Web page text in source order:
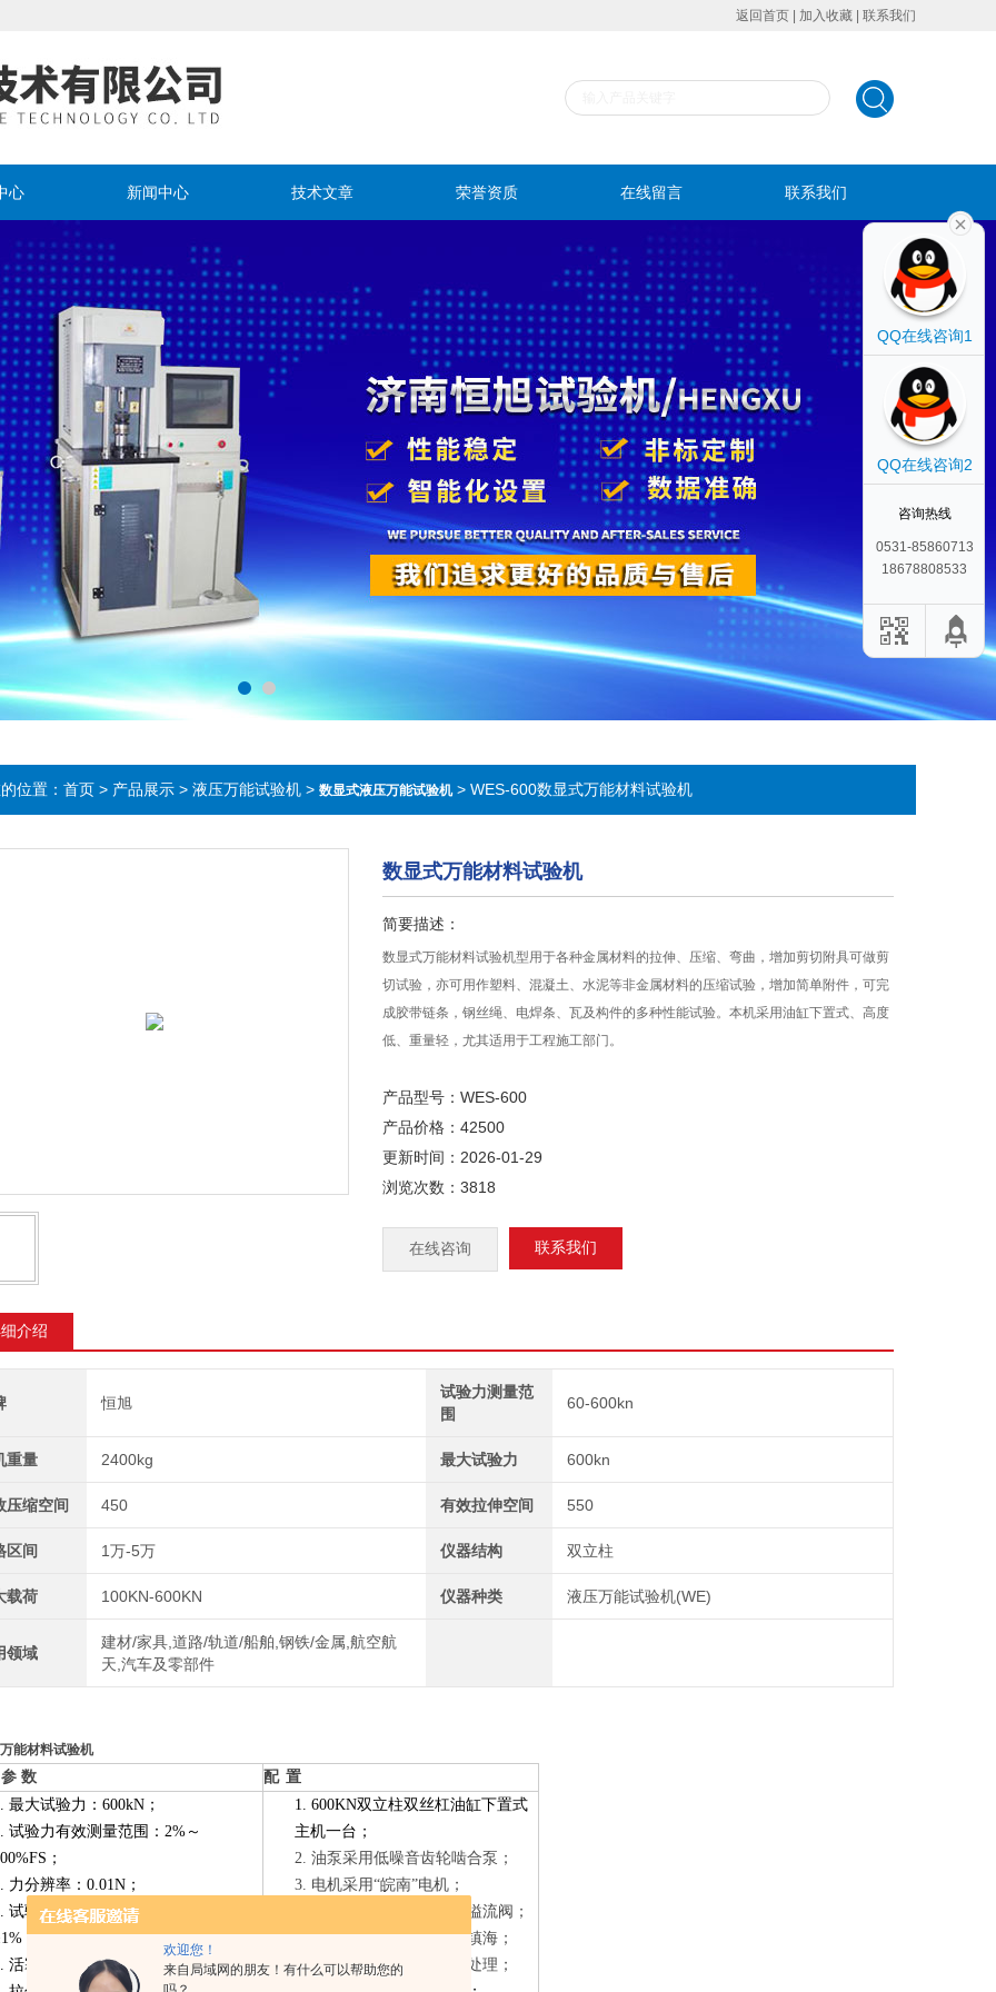
欢迎您！
来自局域网的朋友！有什么可以帮助您的
返回首页 加入收藏 联系我们
心 新闻中心 技术文章 荣誉资质 在线留言 联系我们
位置： 首页 > 产品展示 > 液压万能试验机 > 数显式液压万能试验机> WES-600数显式万能材料试验机
数显式万能材料试验机
简要描述：
数显式万能材料试验机型用于各种金属材料的拉伸、压缩、弯曲，增加剪切附具可做剪
切试验，亦可用作塑料、混凝土、水泥等非金属材料的压缩试验，增加简单附件，可完
成胶带链条，钢丝绳、电焊条、瓦及构件的多种性能试验。本机采用油缸下置式、高度
低、重量轻，尤其适用于工程施工部门。
产品型号：WES-600
产品价格：42500
更新时间：2026-01-29
浏览次数：3818
在线咨询 联系我们
介绍
恒旭
试验力测量范
围
60-600kn
重量 2400kg 最大试验力 600kn
压缩空间 450 有效拉伸空间 550
区间 1万-5万 仪器结构 双立柱
载荷 100KN-600KN 仪器种类 液压万能试验机(WE)
领域
建材/家具,道路/轨道/船舶,钢铁/金属,航空航
天,汽车及零部件
能材料试验机
数 配 置
最大试验力：600kN；
试验力有效测量范围：2% ～
；
力分辨率：0.01N；
试验力测量准确度：优于示值的
；
活塞行程：150mm；
1. 600KN双立柱双丝杠油缸下置式
主机一台；
2. 油泵采用低噪音齿轮啮合泵；
3. 电机采用“皖南”电机；
采用助力回油节能高效溢流阀；
5.其它主要部件采用宁波镇海；
6.控制柜壳体采用全喷塑处理；
QQ在线咨询1
QQ在线咨询2
咨询热线
0531-85860713
18678808533